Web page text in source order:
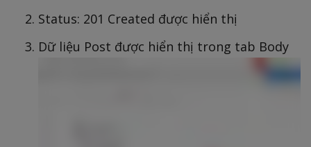
Status: 201 Created được hiển thị
Dữ liệu Post được hiển thị trong tab Body